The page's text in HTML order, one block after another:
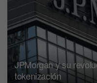
JPMorgan y su
tokenización